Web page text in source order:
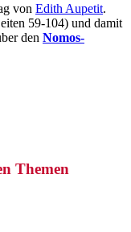
von Edith Aupetit. ​
59-104) und damit
den Nomos-
Themen